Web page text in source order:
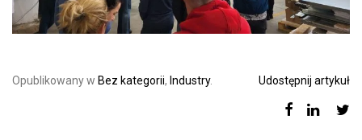
Opublikowany w Bez kategorii, Industry. Udostępnij artykuł